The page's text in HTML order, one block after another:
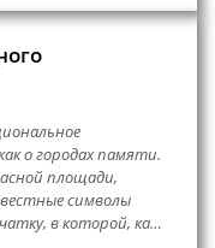
о городах памяти.
площади,
символы
в которой, ка…